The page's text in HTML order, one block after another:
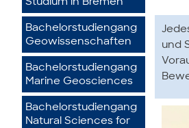
Studium in Bremen
Bachelorstudiengang
Geowissenschaften
Bachelorstudiengang
Marine Geosciences
Bachelorstudiengang
Natural Sciences for
und